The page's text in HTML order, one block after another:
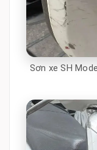
Sơn xe SH